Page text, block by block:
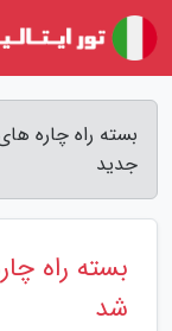
بسته راه چاره
جدید
بسته راه
شد